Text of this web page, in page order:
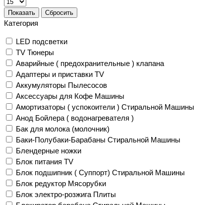
Показать Сбросить
Категория
LED подсветки
TV Тюнеры
Аварийные ( предохранительные ) клапана
Адаптеры и приставки TV
Аккумуляторы Пылесосов
Аксессуары для Кофе Машины
Амортизаторы ( успокоители ) Стиральной Машины
Анод Бойлера ( водонагревателя )
Бак для молока (молочник)
Баки-Полубаки-Барабаны Стиральной Машины
Блендерные ножки
Блок питания TV
Блок подшипник ( Суппорт) Стиральной Машины
Блок редуктор Мясорубки
Блок электро-розжига Плиты